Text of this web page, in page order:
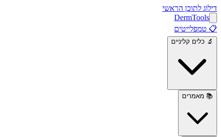
דילוג לתוכן הראשי
DermTools
📋 טמפלייטים
🔬 כלים קליניים
📚 מאמרים